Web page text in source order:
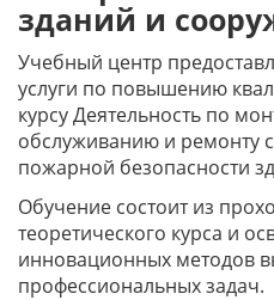
зданий и
Учебный центр
услуги по повышению
курсу Деятельность по
обслуживанию и ремонту
пожарной безопасности
Обучение состоит из
теоретического курса и
инновационных методов
профессиональных задач.